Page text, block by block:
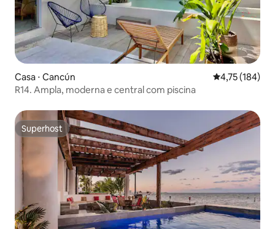
Casa ⋅ Cancún 4,75 de uma
4,75 (184)
R14. Ampla, moderna e central com piscina
Superhost
Superhost